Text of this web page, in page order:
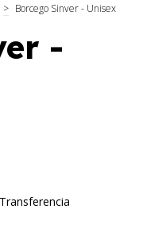
> Borcego Sinver - Unisex
-